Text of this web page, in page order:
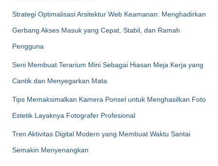
Strategi Optimalisasi Arsitektur Web Keamanan: Menghadirkan
Gerbang Akses Masuk yang Cepat, Stabil, dan Ramah
Pengguna
Seni Membuat Terarium Mini Sebagai Hiasan Meja Kerja yang
Cantik dan Menyegarkan Mata
Tips Memaksimalkan Kamera Ponsel untuk Menghasilkan Foto
Estetik Layaknya Fotografer Profesional
Tren Aktivitas Digital Modern yang Membuat Waktu Santai
Semakin Menyenangkan